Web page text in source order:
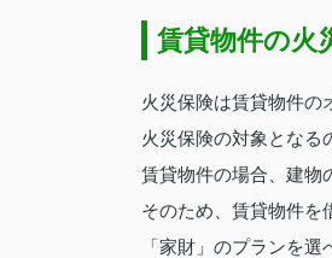
賃貸物件の火
火災保険は賃貸物件の
火災保険の対象となる
賃貸物件の場合、建物
そのため、賃貸物件を
「家財」のプランを